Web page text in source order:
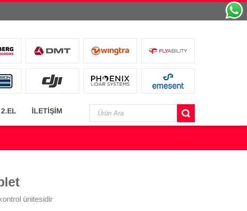
2.EL İLETİŞİM
ünitesidir